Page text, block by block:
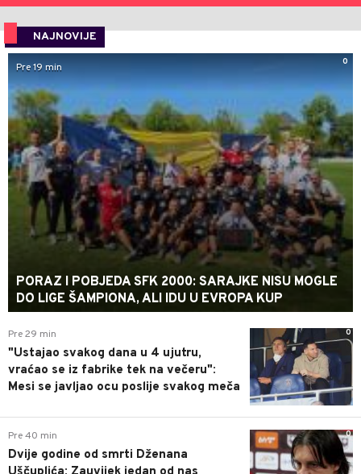
NAJNOVIJE
0
Pre 19 min
PORAZ I POBJEDA SFK 2000: SARAJKE NISU MOGLE
DO LIGE ŠAMPIONA, ALI IDU U EVROPA KUP
0
Pre 29 min
"Ustajao svakog dana u 4 ujutru,
vraćao se iz fabrike tek na večeru":
Mesi se javljao ocu poslije svakog meča
0
Pre 40 min
Dvije godine od smrti Dženana